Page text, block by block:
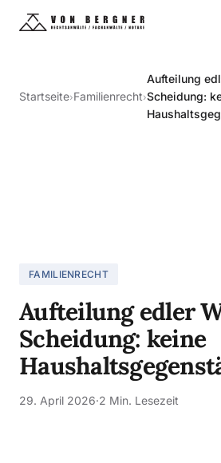
Startseite›Familienrecht›
Aufteilung
Scheidung:
FAMILIENRECHT
Aufteilung edler
Scheidung: keine
29. April 2026·2 Min. Lesezeit